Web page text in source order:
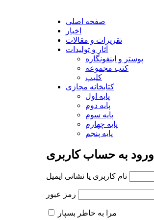
صفحه اصلی
اخبار
تقریرات و مقالات
آثار و تولیدات
پوستر و اینفونگاره
کتب مجموعه
کلیپ
کتابخانه مجازی
پایه اول
پایه دوم
پایه سوم
پایه چهارم
پایه پنجم
ورود به حساب کاربری
نام کاربری یا نشانی ایمیل
رمز عبور
مرا به خاطر بسپار